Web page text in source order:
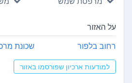
על האזור
רחוב בלפור שכונת
למודעות ארכיון שפורסמו באזור